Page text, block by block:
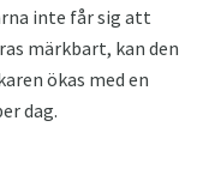
inte får sig att
märkbart, kan den
ökas med en
dag.